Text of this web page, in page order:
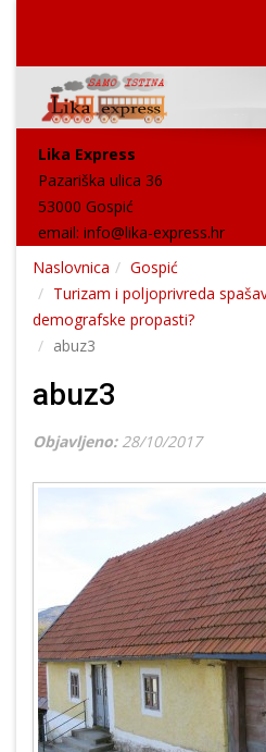
Lika Express
Pazariška ulica 36
53000 Gospić
email: info@lika-express.hr
Naslovnica
Gospić
Turizam i poljoprivreda
demografske propasti?
abuz3
abuz3
Objavljeno: 28/10/2017